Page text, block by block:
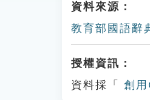
資料來源：
教育部國語辭
授權資訊：
資料採「
創